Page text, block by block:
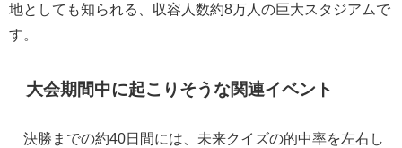
地としても知られる、収容人数約8万人の巨大スタジアムで
す。
大会期間中に起こりそうな関連イベント
決勝までの約40日間には、未来クイズの的中率を左右し